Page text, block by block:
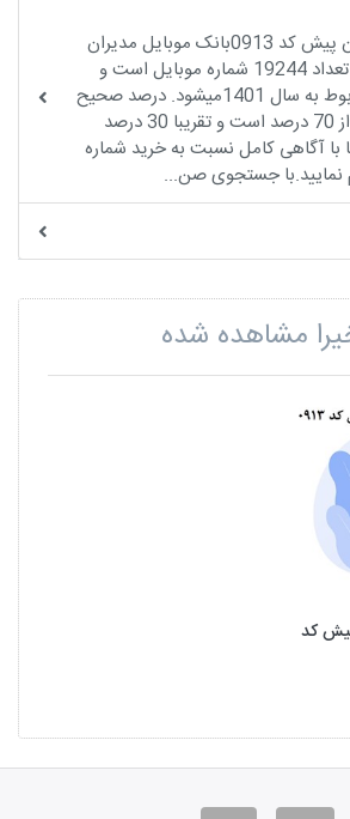
شماره موبایل مدیران پیش کد 0913بانک موبایل مدیران
پیش کد 913 دارای تعداد 19244 شماره موبایل است و
آخرین بروزرسانی مربوط به سال 1401میشود. درصد صحیح
بودن اطلاعات بیش از 70 درصد است و تقریبا 30 درصد
با آگاهی کامل نسبت به خرید شماره
نمایید.با جستجوی صن...
مشاهده شده
کد